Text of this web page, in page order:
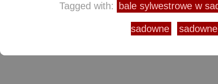
Tagged with: bale sylwestrowe w
sadowne sadowne